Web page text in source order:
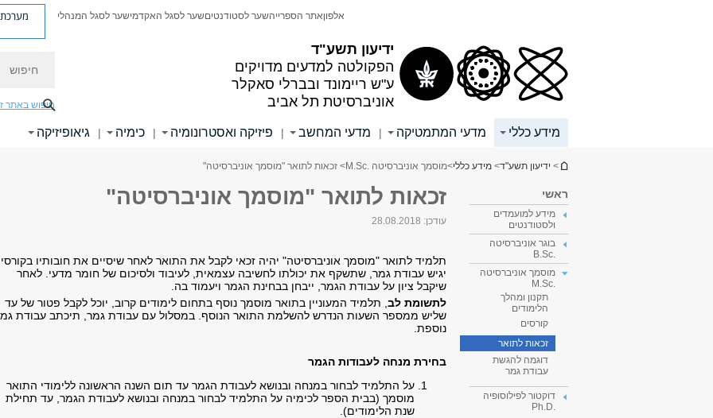
ידיעון תשע"ד
הפקולטה למדעים מדויקים
ע"ש ריימונד ובברלי סאקלר
אוניברסיטת תל אביב
אלפוןאתר הספרייהשער לסטודנטיםשער לסגל האקדמישער לסגל המנהלי מערכת
חיפוש באתר
מידע כללי מדעי המתמטיקה | מדעי המחשב | פיזיקה ואסטרונומיה | כימיה | גיאופיזיקה
הינך נמצא כאן
> ידיעון תשע"ד> מידע כללי>מוסמך אוניברסיטה .M.Sc > זכאות לתואר "מוסמך אוניברסיטה"
ראשי
מידע למועמדים
ולסטודנטים
בוגר אוניברסיטה
.B.Sc
מוסמך אוניברסיטה
.M.Sc
תקנון ומהלך
הלימודים
קורסים
זכאות לתואר
דוגמה להגשת
עבודת גמר
דוקטור לפילוסופיה
.Ph.D
זכאות לתואר "מוסמך אוניברסיטה"
עודכן: 28.08.2018
תלמיד לתואר "מוסמך אוניברסיטה" יהיה זכאי לקבל את התואר לאחר שיסיים את חובותיו
יגיש עבודת גמר, שתשקף את יכולתו לחשיבה עצמאית, לעיבוד ולסיכום של חומר מדעי. לאחר
שיקבל ציון על עבודת הגמר, ייבחן בבחינת הגמר ויעמוד בה.
לתשומת לב , תלמיד המעוניין בתואר מוסמך נוסף בתחום לימודים קרוב, יוכל לקבל פטור של עד
שליש ממספר השעות הנדרש להשלמת התואר הנוסף. במסלול עם עבודת גמר, תיכתב עבודת
נוספת.
בחירת מנחה לעבודות הגמר
על התלמיד לבחור במנחה ובנושא לעבודת הגמר עד תום השנה הראשונה ללימודי התואר
מוסמך (בבית הספר לכימיה על התלמיד לבחור במנחה ובנושא לעבודת הגמר, עד תחילת
שנת הלימודים).